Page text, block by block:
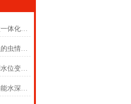
孢子采样专业捕捉仪：这款一体化智能设备，让作物病害防治变先知
虫情监测设备——一款杀虫的虫情测报设备2024(万象推送)
水位雨量遥测站：自动监测水位变化，实时收录雨量信息
超声波测深仪——一款多功能水深探测仪2025(万象推送)